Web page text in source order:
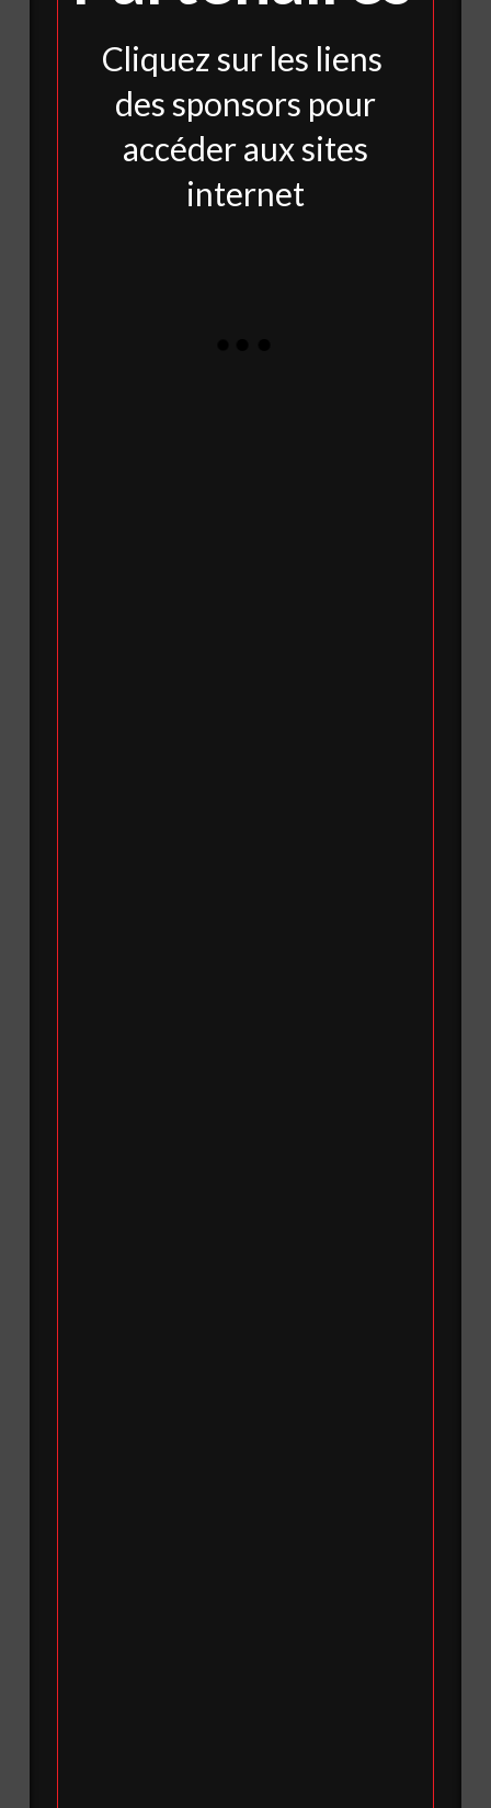
Cliquez sur les liens
des sponsors pour
accéder aux sites
internet